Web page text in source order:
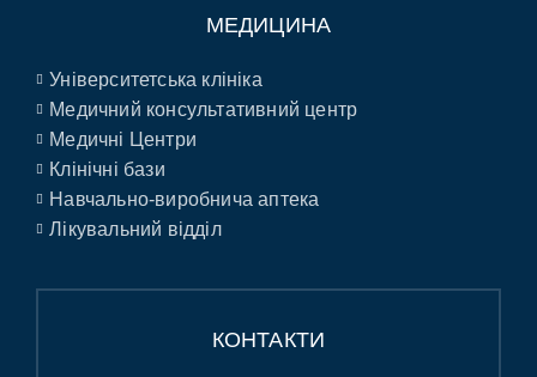
МЕДИЦИНА
Університетська клініка
Медичний консультативний центр
Медичні Центри
Клінічні бази
Навчально-виробнича аптека
Лікувальний відділ
КОНТАКТИ